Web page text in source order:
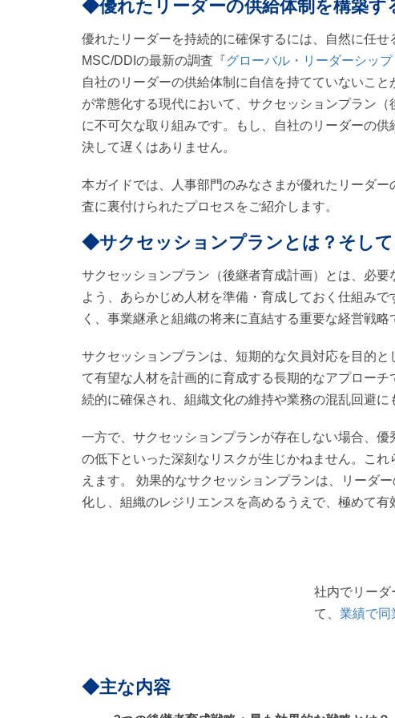
◆優れたリーダーの供給体制を構築す
優れたリーダーを持続的に確保するには、自然に任せ
MSC/DDIの最新の調査『グローバル・リーダーシッ
自社のリーダーの供給体制に自信を持てていないこ
が常態化する現代において、サクセッションプラン
に不可欠な取り組みです。もし、自社のリーダーの
決して遅くはありません。
本ガイドでは、人事部門のみなさまが優れたリーダ
査に裏付けられたプロセスをご紹介します。
◆サクセッションプランとは？そし
サクセッションプラン（後継者育成計画）とは、必
よう、あらかじめ人材を準備・育成しておく仕組み
く、事業継承と組織の将来に直結する重要な経営戦略
サクセッションプランは、短期的な欠員対応を目的
て有望な人材を計画的に育成する長期的なアプロー
続的に確保され、組織文化の維持や業務の混乱回避に
一方で、サクセッションプランが存在しない場合、
の低下といった深刻なリスクが生じかねません。こ
えます。 効果的なサクセッションプランは、リーダ
化し、組織のレジリエンスを高めるうえで、極めて有
社内でリーダ
て、 業績で同
◆主な内容